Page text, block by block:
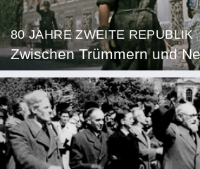
80 JAHRE ZWEITE REPUBLIK
Zwischen Trümmern und